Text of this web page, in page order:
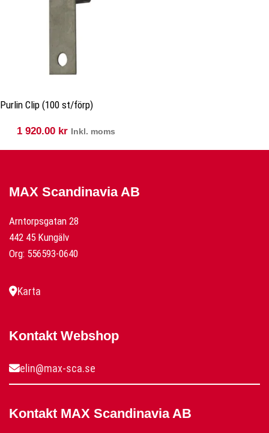
Purlin Clip (100 st/förp)
1 920.00 kr Inkl. moms
MAX Scandinavia AB
Arntorpsgatan 28
442 45 Kungälv
Org: 556593-0640
Karta
Kontakt Webshop
elin@max-sca.se
Kontakt MAX Scandinavia AB